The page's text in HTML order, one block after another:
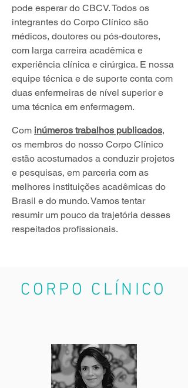
pode esperar do CBCV. Todos os
integrantes do Corpo Clínico são
médicos, doutores ou pós-doutores,
com larga carreira acadêmica e
experiência clínica e cirúrgica. E nossa
equipe técnica e de suporte conta com
duas enfermeiras de nível superior e
uma técnica em enfermagem.
Com inúmeros trabalhos publicados,
os membros do nosso Corpo Clínico
estão acostumados a conduzir projetos
e pesquisas, em parceria com as
melhores instituições acadêmicas do
Brasil e do mundo. Vamos tentar
resumir um pouco da trajetória desses
respeitados profissionais.
CORPO CLÍNICO